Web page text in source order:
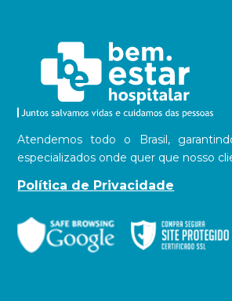
Atendemos todo o Brasil,
especializados onde quer que nosso
Política de Privacidade